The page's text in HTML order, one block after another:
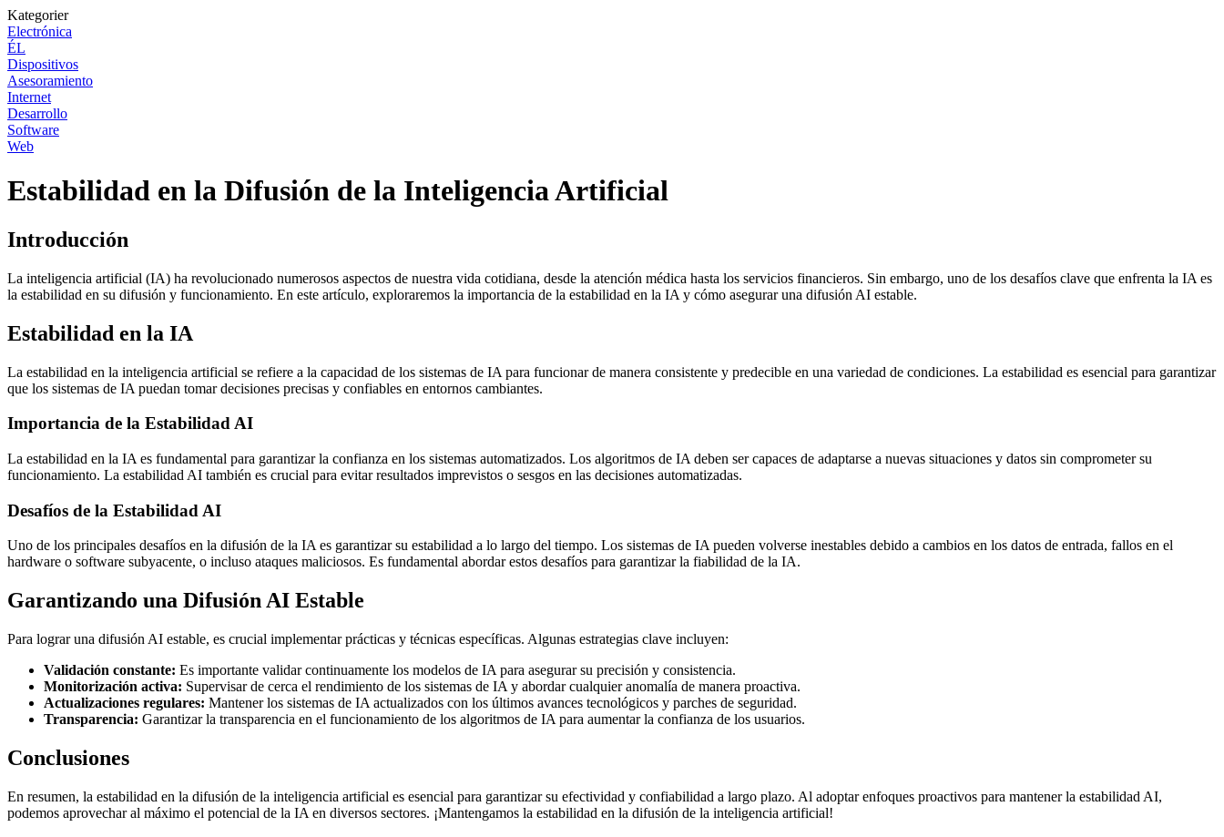
Kategorier
Electrónica
ÉL
Dispositivos
Asesoramiento
Internet
Desarrollo
Software
Web
Estabilidad en la Difusión de la Inteligencia Artificial
Introducción
La inteligencia artificial (IA) ha revolucionado numerosos aspectos de nuestra vida cotidiana, desde la atención médica hasta los servicios financieros. Sin embargo, uno de los desafíos clave que enfrenta la IA es
la estabilidad en su difusión y funcionamiento. En este artículo, exploraremos la importancia de la estabilidad en la IA y cómo asegurar una difusión AI estable.
Estabilidad en la IA
La estabilidad en la inteligencia artificial se refiere a la capacidad de los sistemas de IA para funcionar de manera consistente y predecible en una variedad de condiciones. La estabilidad es esencial para garantizar
que los sistemas de IA puedan tomar decisiones precisas y confiables en entornos cambiantes.
Importancia de la Estabilidad AI
La estabilidad en la IA es fundamental para garantizar la confianza en los sistemas automatizados. Los algoritmos de IA deben ser capaces de adaptarse a nuevas situaciones y datos sin comprometer su
funcionamiento. La estabilidad AI también es crucial para evitar resultados imprevistos o sesgos en las decisiones automatizadas.
Desafíos de la Estabilidad AI
Uno de los principales desafíos en la difusión de la IA es garantizar su estabilidad a lo largo del tiempo. Los sistemas de IA pueden volverse inestables debido a cambios en los datos de entrada, fallos en el
hardware o software subyacente, o incluso ataques maliciosos. Es fundamental abordar estos desafíos para garantizar la fiabilidad de la IA.
Garantizando una Difusión AI Estable
Para lograr una difusión AI estable, es crucial implementar prácticas y técnicas específicas. Algunas estrategias clave incluyen:
Validación constante: Es importante validar continuamente los modelos de IA para asegurar su precisión y consistencia.
Monitorización activa: Supervisar de cerca el rendimiento de los sistemas de IA y abordar cualquier anomalía de manera proactiva.
Actualizaciones regulares: Mantener los sistemas de IA actualizados con los últimos avances tecnológicos y parches de seguridad.
Transparencia: Garantizar la transparencia en el funcionamiento de los algoritmos de IA para aumentar la confianza de los usuarios.
Conclusiones
En resumen, la estabilidad en la difusión de la inteligencia artificial es esencial para garantizar su efectividad y confiabilidad a largo plazo. Al adoptar enfoques proactivos para mantener la estabilidad AI,
podemos aprovechar al máximo el potencial de la IA en diversos sectores. ¡Mantengamos la estabilidad en la difusión de la inteligencia artificial!